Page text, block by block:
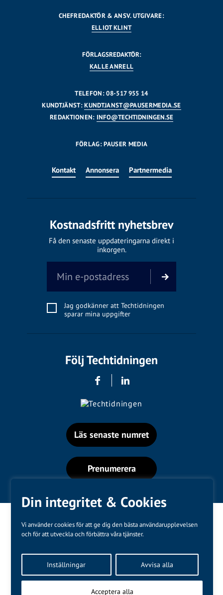
Din integritet & Cookies
Vi använder cookies för att ge dig den bästa användarupplevelsen
och för att utveckla och förbättra våra tjänster.
Inställningar Avvisa alla
Acceptera alla
CHEFREDAKTÖR & ANSV. UTGIVARE:
ELLIOT KLINT
FÖRLAGSREDAKTÖR:
KALLE ANRELL
TELEFON: 08-517 955 14
KUNDTJÄNST:KUNDTJANST@PAUSERMEDIA.SE
REDAKTIONEN: INFO@TECHTIDNINGEN.SE
FÖRLAG: PAUSER MEDIA
Kontakt Annonsera Partnermedia
Kostnadsfritt nyhetsbrev
Få den senaste uppdateringarna direkt i
inkorgen.
Jag godkänner att Techtidningen
sparar mina uppgifter
Följ Techtidningen
Läs senaste numret
Prenumerera
Kundtjänst